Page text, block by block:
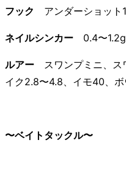
フック アンダーショット
ネイルシンカー 0.4〜
ルアー スワンプミニ、ス
イク2.8〜4.8、イモ40、
〜ベイトタックル〜